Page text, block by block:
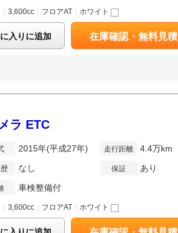
3,600cc フロアAT ホワイト
入りに追加 在庫確認・無料見積
ラ ETC
2015年(平成27年)
なし
車検整備付
走行距離 4.4万km
保証 あり
3,600cc フロアAT ホワイト